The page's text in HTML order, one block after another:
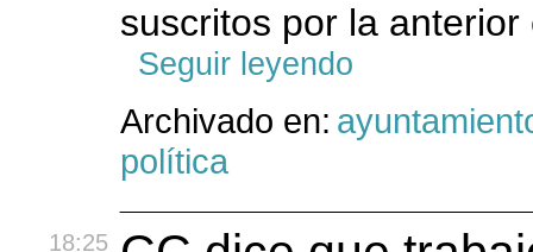
suscritos por la
Seguir leyendo
Archivado en:
política
18:25